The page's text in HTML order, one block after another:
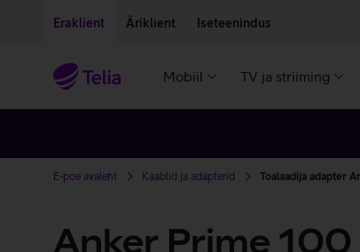
Eraklient Äriklient Iseteenindus
Mobiil TV ja striiming
E-poe avaleht Kaablid ja adapterid Toalaadija adapter
Anker Prime 100